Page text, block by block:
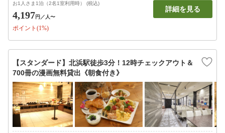
お1人さま1泊（2名1室利用時） (税込)
4,197円 ／人〜
ポイント(1%)
詳細を見る
【スタンダード】北浜駅徒歩3分！12時チェックアウト＆
700冊の漫画無料貸出《朝食付き》